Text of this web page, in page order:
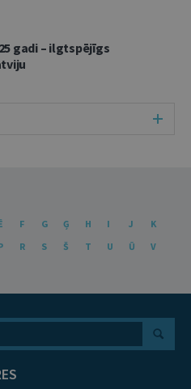
gadi – ilgtspējīgs
F G Ģ H I J
K
R S Š T U Ū
V